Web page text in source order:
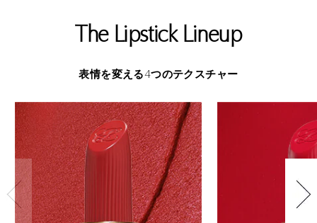
The Lipstick Lineup
表情を変える4つのテクスチャー